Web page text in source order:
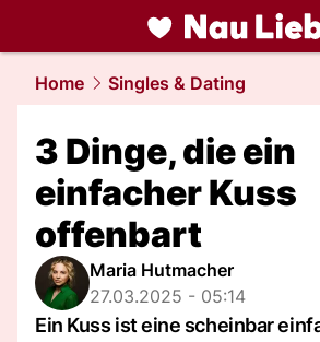
liebe.NAU.ch
Home Singles & Dating
3 Dinge, die ein
einfacher Kuss
offenbart
Maria Hutmacher
27.03.2025 - 05:14
Ein Kuss ist eine scheinbar